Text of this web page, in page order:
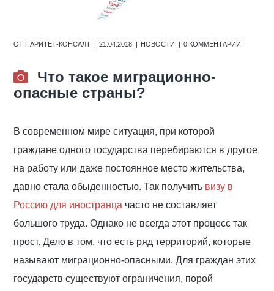
ОТПАРИТЕТ-КОНСАЛТ 21.04.2018 НОВОСТИ 0 КОММЕНТАРИИ
Что такое миграционно-
опасные страны?
В современном мире ситуация, при которой
граждане одного государства перебираются в другое
на работу или даже постоянное место жительства,
давно стала обыденностью. Так получить визу в
Россию для иностранца часто не составляет
большого труда. Однако не всегда этот процесс так
прост. Дело в том, что есть ряд территорий, которые
называют миграционно-опасными. Для граждан этих
государств существуют ограничения, порой